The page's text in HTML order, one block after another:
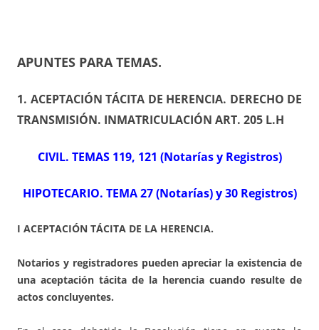
APUNTES PARA TEMAS.
1. ACEPTACIÓN TÁCITA DE HERENCIA. DERECHO DE
TRANSMISIÓN. INMATRICULACIÓN ART. 205 L.H
CIVIL. TEMAS 119, 121 (Notarías y Registros)
HIPOTECARIO. TEMA 27 (Notarías) y 30 Registros)
I ACEPTACIÓN TÁCITA DE LA HERENCIA.
Notarios y registradores pueden apreciar la existencia de
una aceptación tácita de la herencia cuando resulte de
actos concluyentes.